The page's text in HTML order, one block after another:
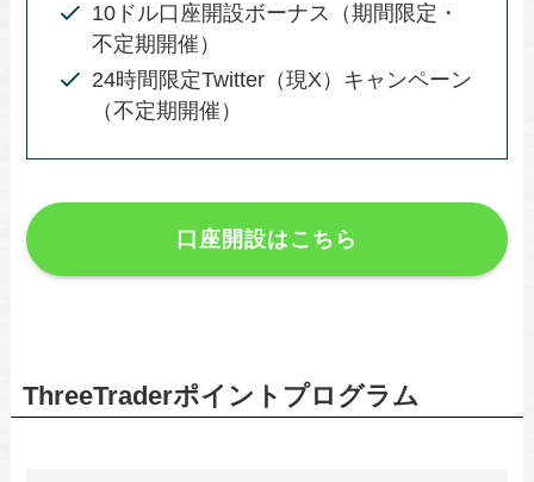
10ドル口座開設ボーナス（期間限定・
不定期開催）
24時間限定Twitter（現X）キャンペーン
（不定期開催）
口座開設はこちら
ThreeTraderポイントプログラム